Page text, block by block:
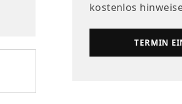
kostenlos
TERMIN